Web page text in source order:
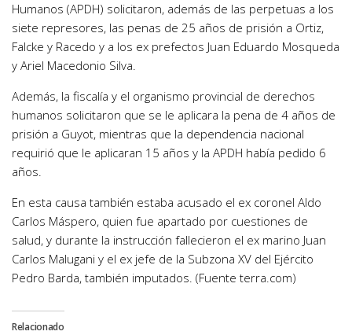
Humanos (APDH) solicitaron, además de las perpetuas a los
siete represores, las penas de 25 años de prisión a Ortiz,
Falcke y Racedo y a los ex prefectos Juan Eduardo Mosqueda
y Ariel Macedonio Silva.
Además, la fiscalía y el organismo provincial de derechos
humanos solicitaron que se le aplicara la pena de 4 años de
prisión a Guyot, mientras que la dependencia nacional
requirió que le aplicaran 15 años y la APDH había pedido 6
años.
En esta causa también estaba acusado el ex coronel Aldo
Carlos Máspero, quien fue apartado por cuestiones de
salud, y durante la instrucción fallecieron el ex marino Juan
Carlos Malugani y el ex jefe de la Subzona XV del Ejército
Pedro Barda, también imputados. (Fuente terra.com)
Relacionado